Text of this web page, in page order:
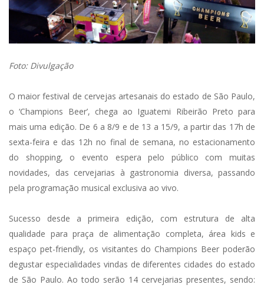
Foto: Divulgação
O maior festival de cervejas artesanais do estado de São Paulo,
o ‘Champions Beer’, chega ao Iguatemi Ribeirão Preto para
mais uma edição. De 6 a 8/9 e de 13 a 15/9, a partir das 17h de
sexta-feira e das 12h no final de semana, no estacionamento
do shopping, o evento espera pelo público com muitas
novidades, das cervejarias à gastronomia diversa, passando
pela programação musical exclusiva ao vivo.
Sucesso desde a primeira edição, com estrutura de alta
qualidade para praça de alimentação completa, área kids e
espaço pet-friendly, os visitantes do Champions Beer poderão
degustar especialidades vindas de diferentes cidades do estado
de São Paulo. Ao todo serão 14 cervejarias presentes, sendo: